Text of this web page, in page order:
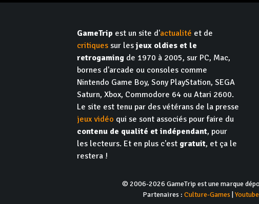
GameTrip est un site d'actualité et de
critiques sur lesjeux oldies et le
retrogaming de 1970 à 2005, sur PC, Mac,
bornes d'arcade ou consoles comme
Nintendo Game Boy, Sony PlayStation, SEGA
Saturn, Xbox, Commodore 64 ou Atari 2600.
Le site est tenu par des vétérans de la presse
jeux vidéo qui se sont associés pour faire du
contenu de qualité et indépendant, pour
les lecteurs. Et en plus c'est gratuit, et ça le
restera !
© 2006-2026 GameTrip est une marque
Partenaires : Culture-Games